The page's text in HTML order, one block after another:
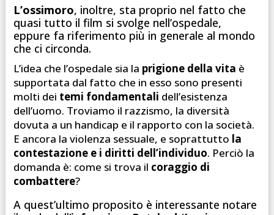
L’ossimoro, inoltre, sta proprio nel fatto che
quasi tutto il film si svolge nell’ospedale,
eppure fa riferimento più in generale al mondo
che ci circonda.
L’idea che l’ospedale sia la prigione della vita è
supportata dal fatto che in esso sono presenti
molti dei temi fondamentali dell’esistenza
dell’uomo. Troviamo il razzismo, la diversità
dovuta a un handicap e il rapporto con la società.
E ancora la violenza sessuale, e soprattutto la
contestazione e i diritti dell’individuo. Perciò la
domanda è: come si trova il coraggio di
combattere?
A quest’ultimo proposito è interessante notare